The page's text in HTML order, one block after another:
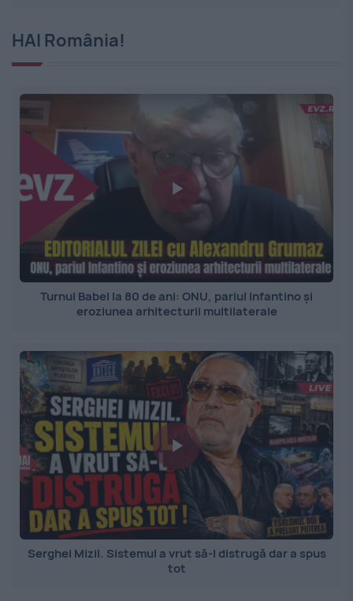
HAI România!
Turnul Babel la 80 de ani: ONU, pariul Infantino și
eroziunea arhitecturii multilaterale
Serghei Mizil. Sistemul a vrut să-l distrugă dar a spus
tot